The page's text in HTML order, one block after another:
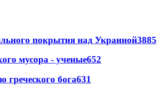
покрытия над Украиной3885
мусора - ученые652
бога631